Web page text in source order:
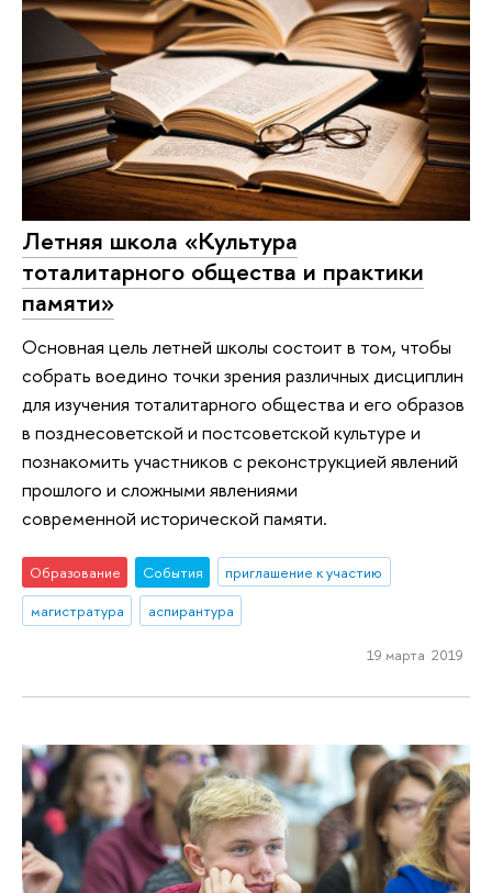
Летняя школа «Культура
тоталитарного oбщества и практики
памяти»
Основная цель летней школы состоит в том, чтобы
собрать воедино точки зрения различных дисциплин
для изучения тоталитарного общества и его образов
в позднесоветской и постсоветской культуре и
познакомить участников с реконструкцией явлений
прошлого и сложными явлениями
современной исторической памяти.
Образование События
приглашение к участию
магистратура
аспирантура
19 марта 2019